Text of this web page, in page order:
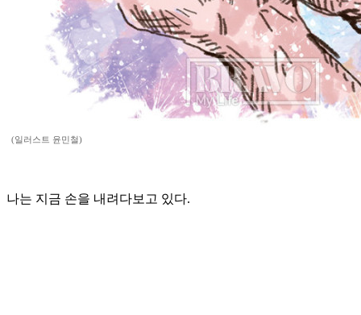
(일러스트 윤민철)
나는 지금 손을 내려다보고 있다.